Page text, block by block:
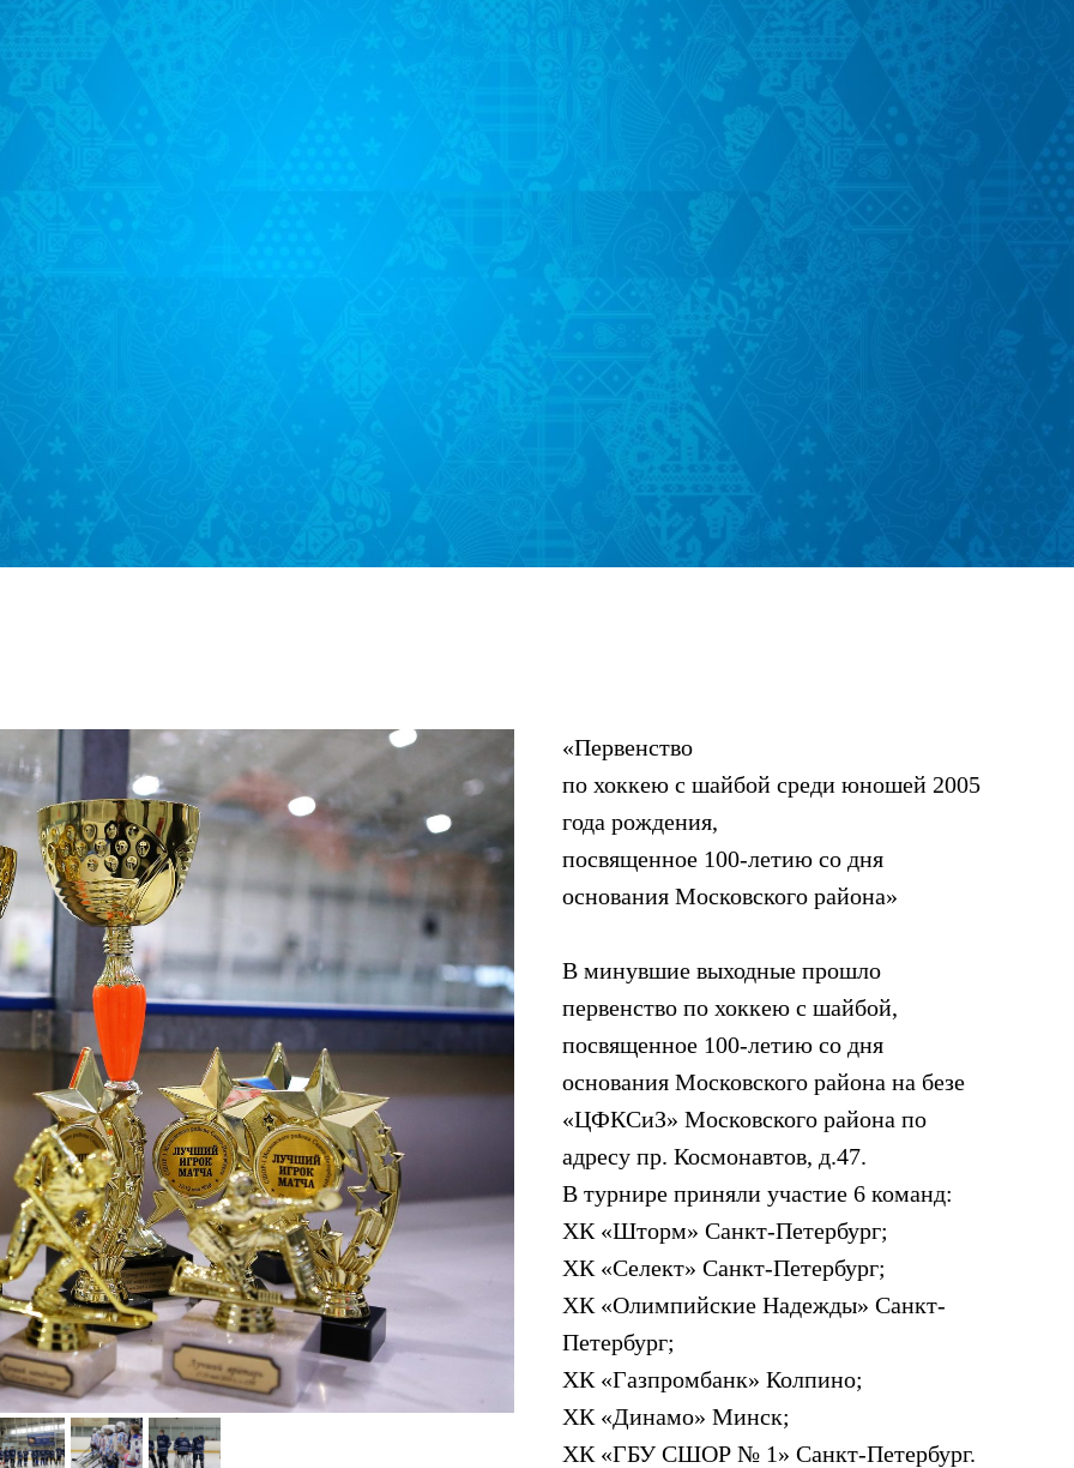
«Первенство
по хоккею с шайбой среди юношей 2005
года рождения,
посвященное 100-летию со дня
основания Московского района»
В минувшие выходные прошло
первенство по хоккею с шайбой,
посвященное 100-летию со дня
основания Московского района на безе
«ЦФКСиЗ» Московского района по
адресу пр. Космонавтов, д.47.
В турнире приняли участие 6 команд:
ХК «Шторм» Санкт-Петербург;
ХК «Селект» Санкт-Петербург;
ХК «Олимпийские Надежды» Санкт-
Петербург;
ХК «Газпромбанк» Колпино;
ХК «Динамо» Минск;
ХК «ГБУ СШОР № 1» Санкт-Петербург.